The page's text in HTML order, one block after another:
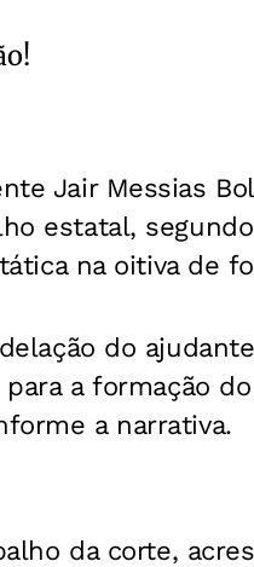
Jair Messias
estatal,
na oitiva de
do
a formação
a narrativa.
da corte,